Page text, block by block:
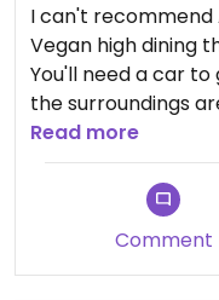
I can't recommend
Vegan high dining
You'll need a car
the surroundings
friendly and clearly
Read more
Comment